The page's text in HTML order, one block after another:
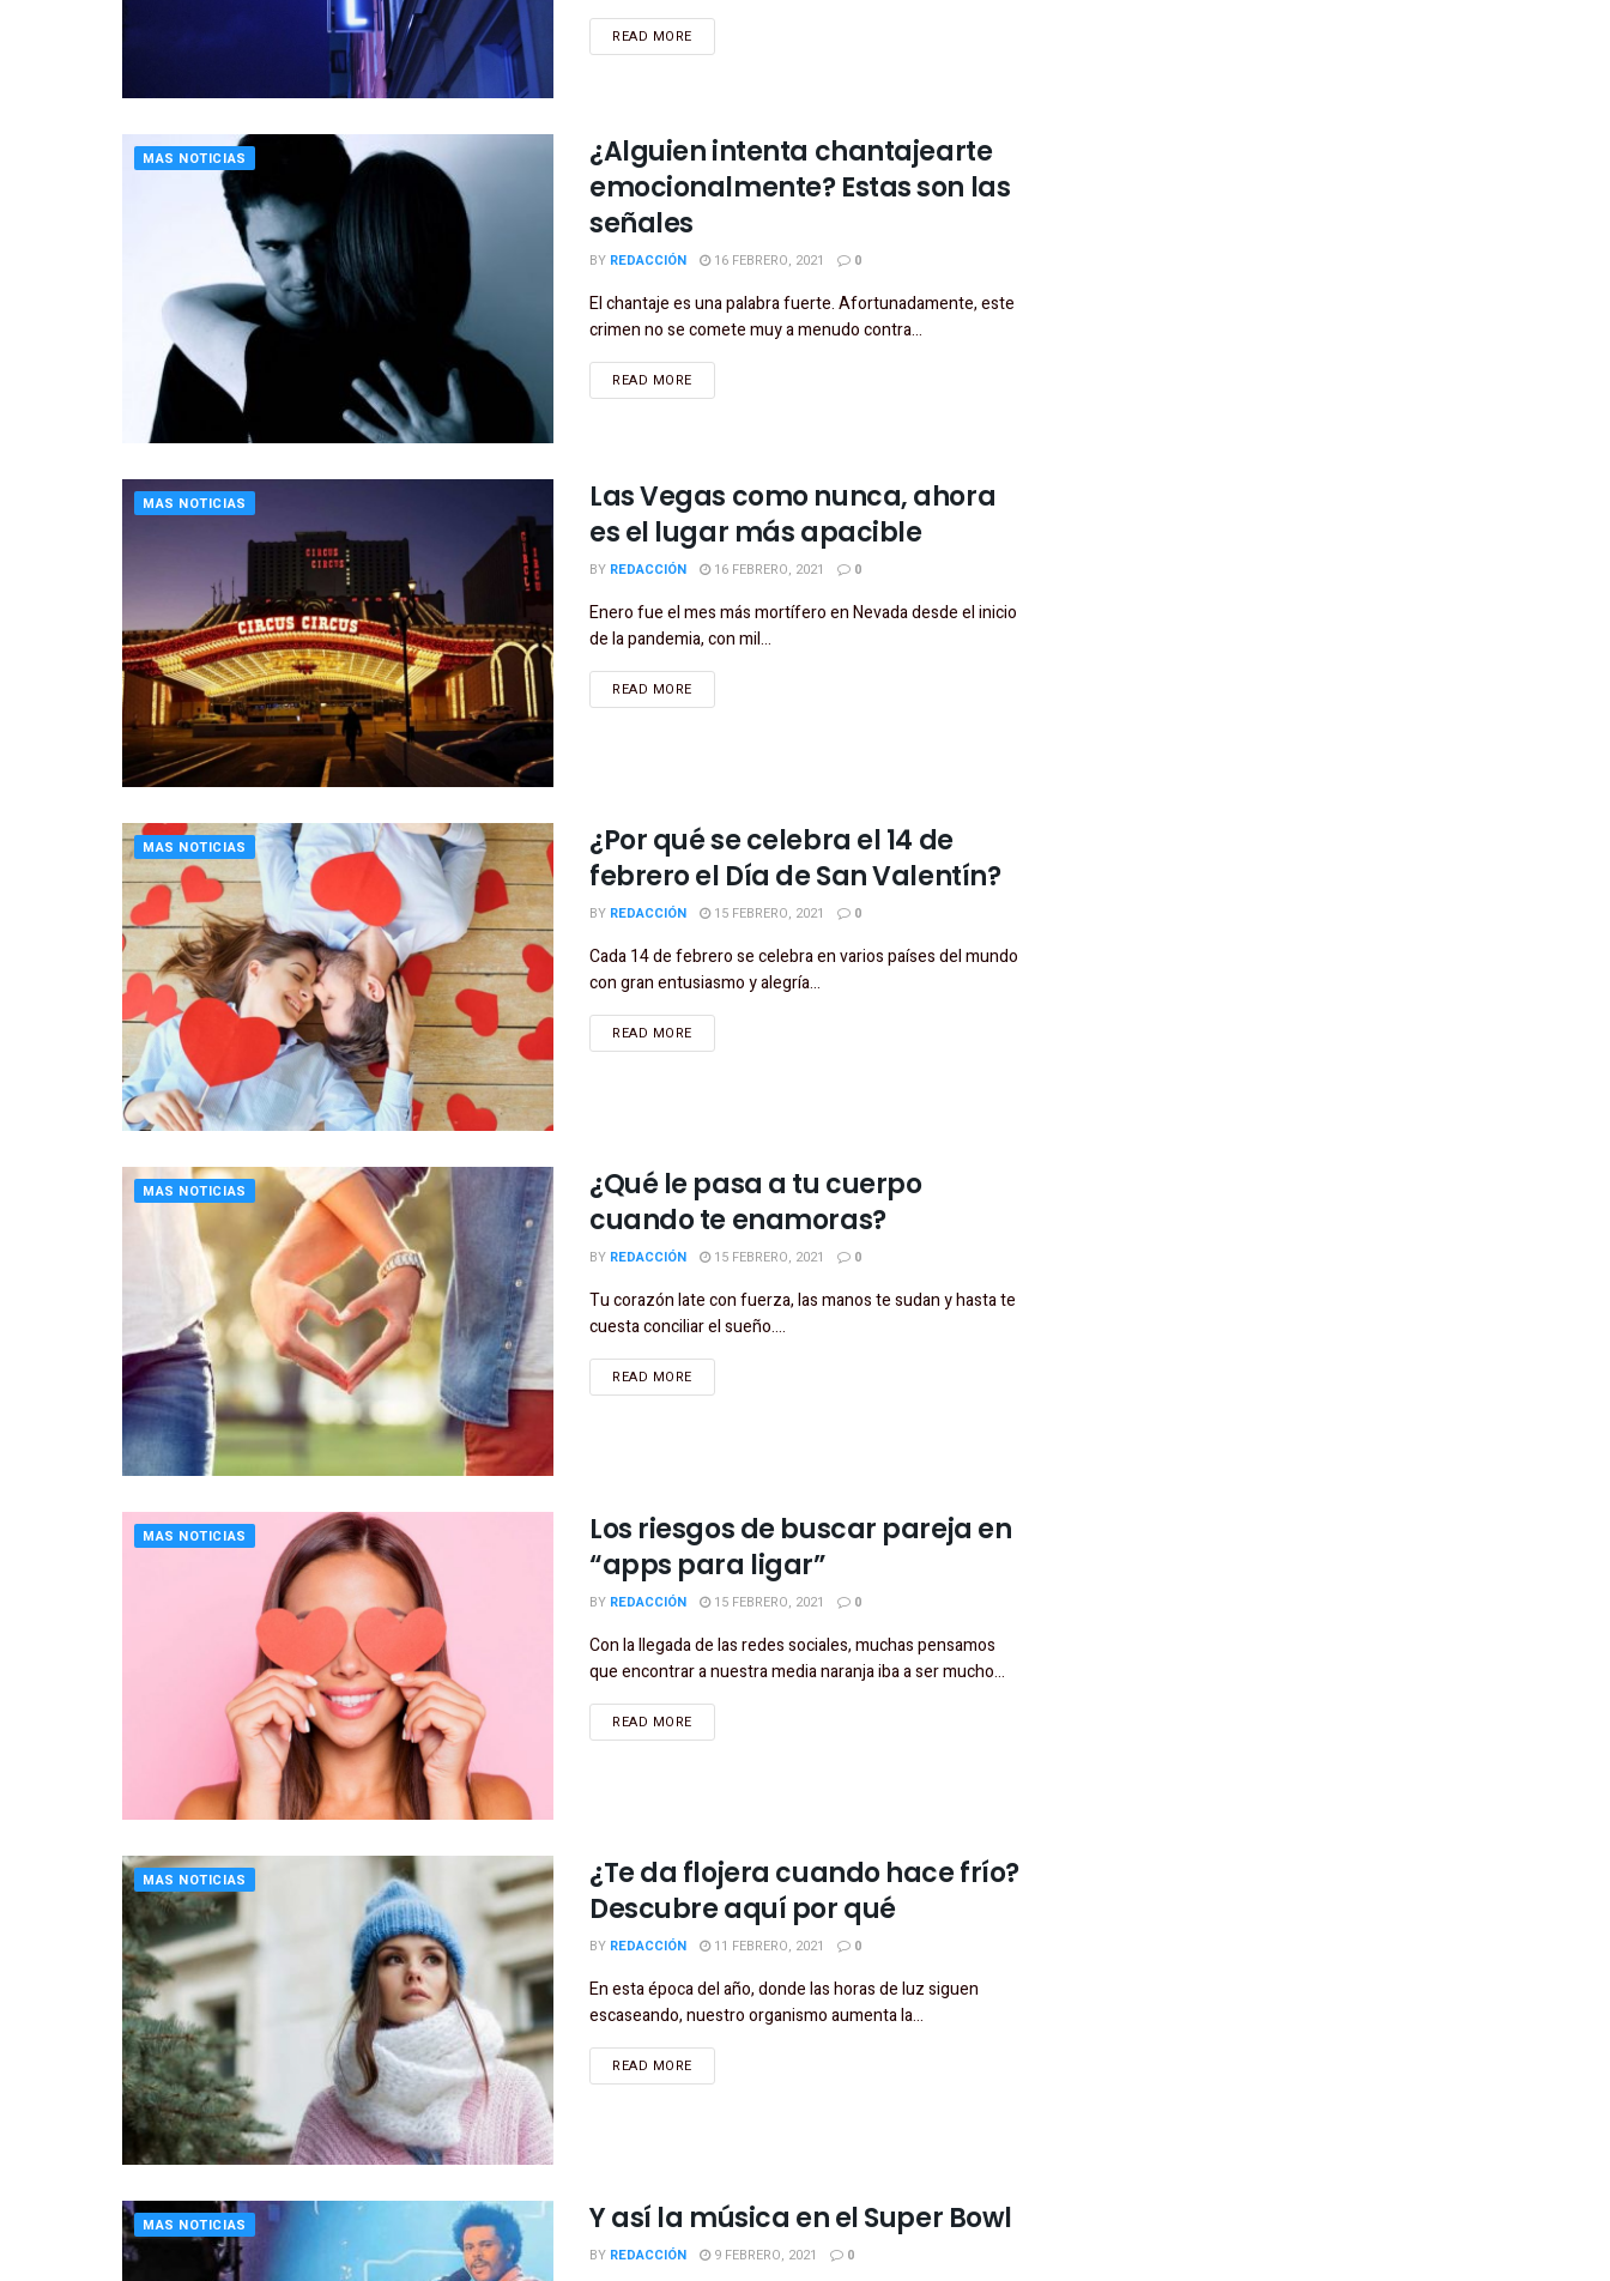
READ MORE
MAS NOTICIAS
¿Alguien intenta chantajearte
emocionalmente? Estas son las
señales
BY REDACCIÓN 16 FEBRERO, 2021 0
El chantaje es una palabra fuerte. Afortunadamente, este
crimen no se comete muy a menudo contra...
READ MORE
MAS NOTICIAS
Las Vegas como nunca, ahora
es el lugar más apacible
BY REDACCIÓN 16 FEBRERO, 2021 0
Enero fue el mes más mortífero en Nevada desde el inicio
de la pandemia, con mil...
READ MORE
MAS NOTICIAS
¿Por qué se celebra el 14 de
febrero el Día de San Valentín?
BY REDACCIÓN 15 FEBRERO, 2021 0
Cada 14 de febrero se celebra en varios países del mundo
con gran entusiasmo y alegría...
READ MORE
MAS NOTICIAS
¿Qué le pasa a tu cuerpo
cuando te enamoras?
BY REDACCIÓN 15 FEBRERO, 2021 0
Tu corazón late con fuerza, las manos te sudan y hasta te
cuesta conciliar el sueño....
READ MORE
MAS NOTICIAS
Los riesgos de buscar pareja en
“apps para ligar”
BY REDACCIÓN 15 FEBRERO, 2021 0
Con la llegada de las redes sociales, muchas pensamos
que encontrar a nuestra media naranja iba a ser mucho...
READ MORE
MAS NOTICIAS
¿Te da flojera cuando hace frío?
Descubre aquí por qué
BY REDACCIÓN 11 FEBRERO, 2021 0
En esta época del año, donde las horas de luz siguen
escaseando, nuestro organismo aumenta la...
READ MORE
MAS NOTICIAS Y así la música en el Super Bowl
BY REDACCIÓN 9 FEBRERO, 2021 0